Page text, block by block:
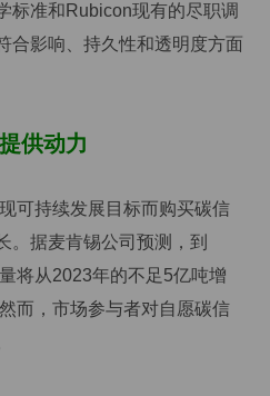
标准和Rubicon现有的尽职调
合影响、持久性和透明度方面
供动力
可持续发展目标而购买碳信
。据麦肯锡公司预测，到
将从2023年的不足5亿吨增
而，市场参与者对自愿碳信